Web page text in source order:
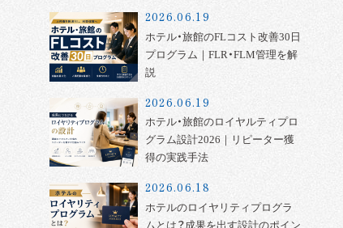
2026.06.19
ホテル・旅館のFLコスト改善30日
プログラム｜FLR・FLM管理を解
説
2026.06.19
ホテル・旅館のロイヤルティプロ
グラム設計2026｜リピーター獲
得の実践手法
2026.06.18
ホテルのロイヤリティプログラ
ムとは？成果を出す設計のポイン